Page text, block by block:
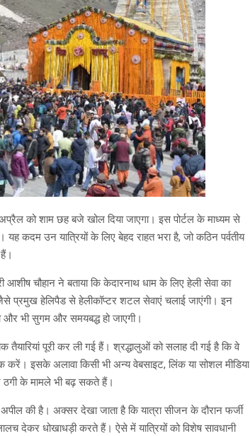
को शाम छह बजे खोल दिया जाएगा। इस पोर्टल के माध्यम से
कदम उन यात्रियों के लिए बेहद राहत भरा है, जो कठिन पर्वतीय
चौहान ने बताया कि केदारनाथ धाम के लिए हेली सेवा का
प्रमुख हेलिपैड से हेलीकॉप्टर शटल सेवाएं चलाई जाएंगी। इन
और भी सुगम और समयबद्ध हो जाएगी।
पूरी कर ली गई हैं। श्रद्धालुओं को सलाह दी गई है कि वे
करें। इसके अलावा किसी भी अन्य वेबसाइट, लिंक या सोशल मीडिया
ठगी के मामले भी बढ़ सकते हैं।
की है। अक्सर देखा जाता है कि यात्रा सीजन के दौरान फर्जी
देकर धोखाधड़ी करते हैं। ऐसे में यात्रियों को विशेष सावधानी